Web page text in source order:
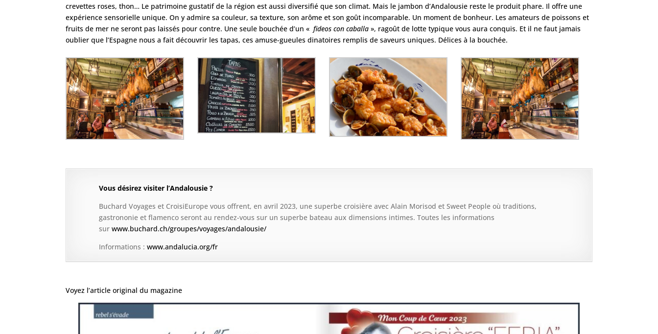
crevettes roses, thon… Le patrimoine gustatif de la région est aussi diversifié que son climat. Mais le jambon d’Andalousie reste le produit phare. Il offre une
expérience sensorielle unique. On y admire sa couleur, sa texture, son arôme et son goût incomparable. Un moment de bonheur. Les amateurs de poissons et
fruits de mer ne seront pas laissés pour contre. Une seule bouchée d’un «fideos con caballa », ragoût de lotte typique vous aura conquis. Et il ne faut jamais
oublier que l’Espagne nous a fait découvrir les tapas, ces amuse-gueules dinatoires remplis de saveurs uniques. Délices à la bouchée.
Vous désirez visiter l’Andalousie ?
Buchard Voyages et CroisiEurope vous offrent, en avril 2023, une superbe croisière avec Alain Morisod et Sweet People où traditions,
gastrononie et flamenco seront au rendez-vous sur un superbe bateau aux dimensions intimes. Toutes les informations
surwww.buchard.ch/groupes/voyages/andalousie/
Informations :www.andalucia.org/fr
Voyez l’article original du magazine